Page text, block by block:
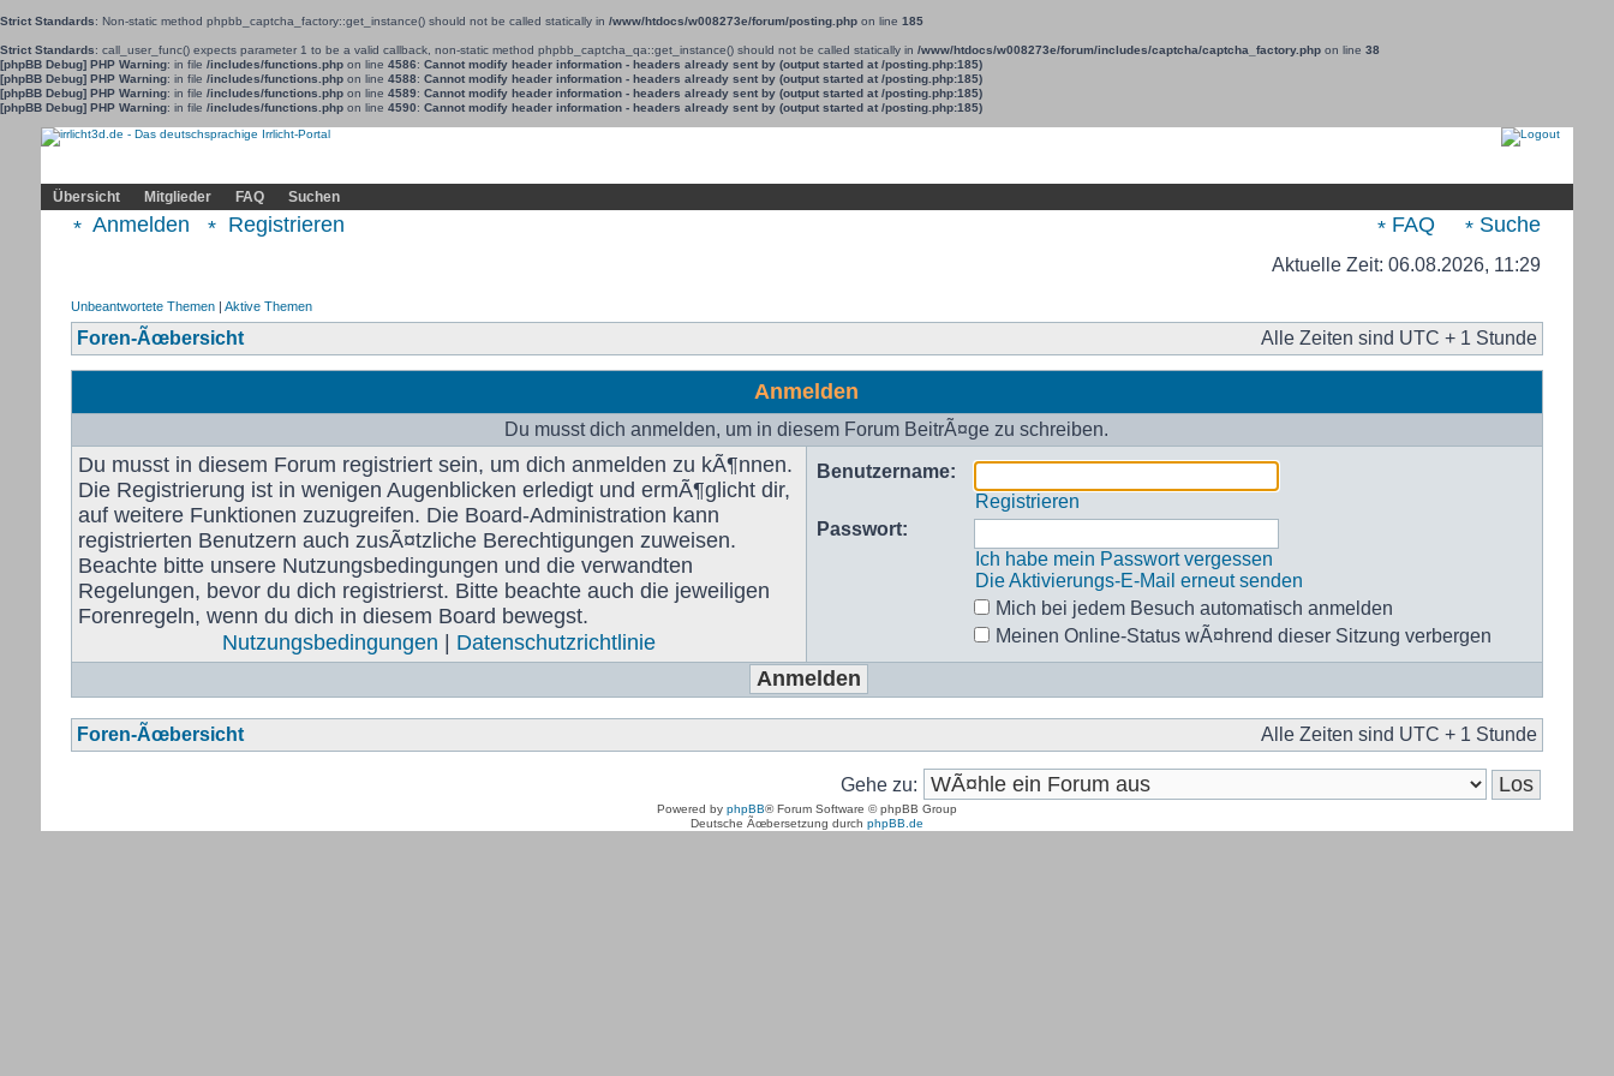
Strict Standards: Non-static method phpbb_captcha_factory::get_instance() should not be called statically in /www/htdocs/w008273e/forum/posting.php on line 185
Strict Standards: call_user_func() expects parameter 1 to be a valid callback, non-static method phpbb_captcha_qa::get_instance() should not be called statically in /www/htdocs/w008273e/forum/includes/captcha/captcha_factory.php on line 38
[phpBB Debug] PHP Warning: in file /includes/functions.php on line 4586: Cannot modify header information - headers already sent by (output started at /posting.php:185)
[phpBB Debug] PHP Warning: in file /includes/functions.php on line 4588: Cannot modify header information - headers already sent by (output started at /posting.php:185)
[phpBB Debug] PHP Warning: in file /includes/functions.php on line 4589: Cannot modify header information - headers already sent by (output started at /posting.php:185)
[phpBB Debug] PHP Warning: in file /includes/functions.php on line 4590: Cannot modify header information - headers already sent by (output started at /posting.php:185)
Übersicht
Mitglieder FAQ Suchen
Anmelden Registrieren FAQ Suche
Aktuelle Zeit: 06.08.2026, 11:29
Unbeantwortete Themen| Aktive Themen
Foren-Ãœbersicht Alle Zeiten sind UTC + 1 Stunde
Anmelden
Du musst dich anmelden, um in diesem Forum BeitrÃ¤ge zu schreiben.
Du musst in diesem Forum registriert sein, um dich anmelden zu kÃ¶nnen.
Die Registrierung ist in wenigen Augenblicken erledigt und ermÃ¶glicht dir,
auf weitere Funktionen zuzugreifen. Die Board-Administration kann
registrierten Benutzern auch zusÃ¤tzliche Berechtigungen zuweisen.
Beachte bitte unsere Nutzungsbedingungen und die verwandten
Regelungen, bevor du dich registrierst. Bitte beachte auch die jeweiligen
Forenregeln, wenn du dich in diesem Board bewegst.
Nutzungsbedingungen
Datenschutzrichtlinie
Benutzername:
Registrieren
Passwort:
Ich habe mein Passwort vergessen
Die Aktivierungs-E-Mail erneut senden
Mich bei jedem Besuch automatisch anmelden
Meinen Online-Status wÃ¤hrend dieser Sitzung verbergen
Foren-Ãœbersicht Alle Zeiten sind UTC + 1 Stunde
Gehe zu:
Powered by phpBB® Forum Software © phpBB Group
Deutsche Ãœbersetzung durch phpBB.de